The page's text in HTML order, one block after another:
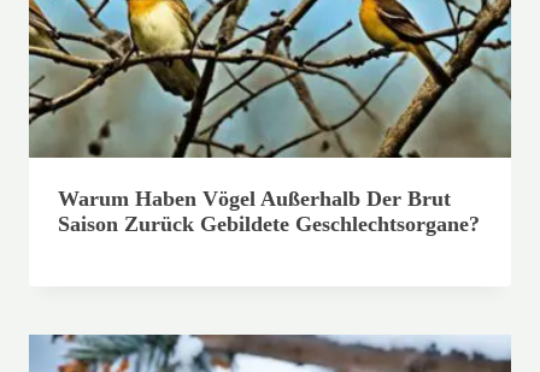
Warum Haben Vögel Außerhalb Der Brut
Saison Zurück Gebildete Geschlechtsorgane?